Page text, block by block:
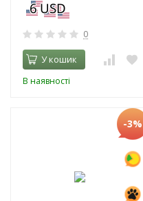
0
У кошик
В наявності
-3%